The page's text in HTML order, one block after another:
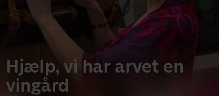
Hjælp, vi har arvet en
vingård